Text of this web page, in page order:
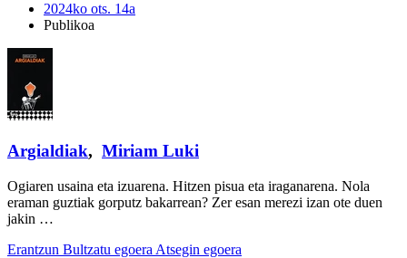
2024ko ots. 14a
Publikoa
Argialdiak, Miriam Luki
Ogiaren usaina eta izuarena. Hitzen pisua eta iraganarena. Nola
eraman guztiak gorputz bakarrean? Zer esan merezi izan ote duen
jakin …
Erantzun Bultzatu egoera Atsegin egoera